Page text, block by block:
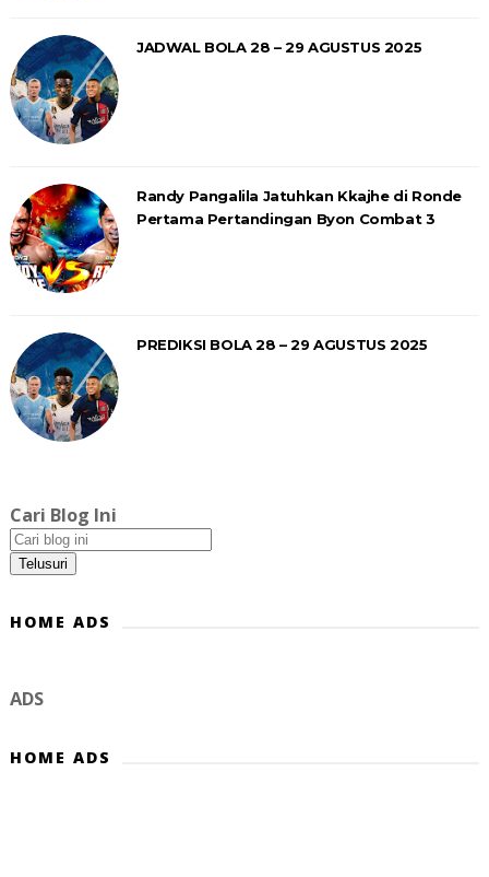
JADWAL BOLA 28 – 29 AGUSTUS 2025
Randy Pangalila Jatuhkan Kkajhe di Ronde
Pertama Pertandingan Byon Combat 3
PREDIKSI BOLA 28 – 29 AGUSTUS 2025
Cari Blog Ini
HOME ADS
ADS
HOME ADS